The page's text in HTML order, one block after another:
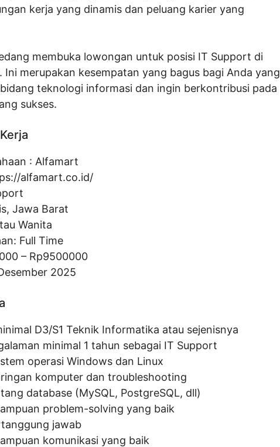
kerja yang dinamis dan peluang karier yang
membuka lowongan untuk posisi IT Support di
Ini merupakan kesempatan yang bagus bagi Anda yang
teknologi informasi dan ingin berkontribusi pada
sukses.
: Alfamart
alfamart.co.id/
Jawa Barat
Wanita
Full Time
– Rp9500000
2025
D3/S1 Teknik Informatika atau sejenisnya
minimal 1 tahun sebagai IT Support
operasi Windows dan Linux
komputer dan troubleshooting
database (MySQL, PostgreSQL, dll)
problem-solving yang baik
jawab
komunikasi yang baik